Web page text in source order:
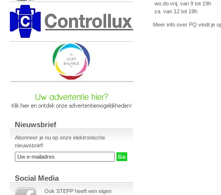
Nieuwsbrief
Abonneer je nu op onze elektronische
nieuwsbrief!
Social Media
Ook STEPP heeft een eigen
wo.do.vrij. van 9 tot 19h
za. van 12 tot 19h
Meer info over PQ vindt je